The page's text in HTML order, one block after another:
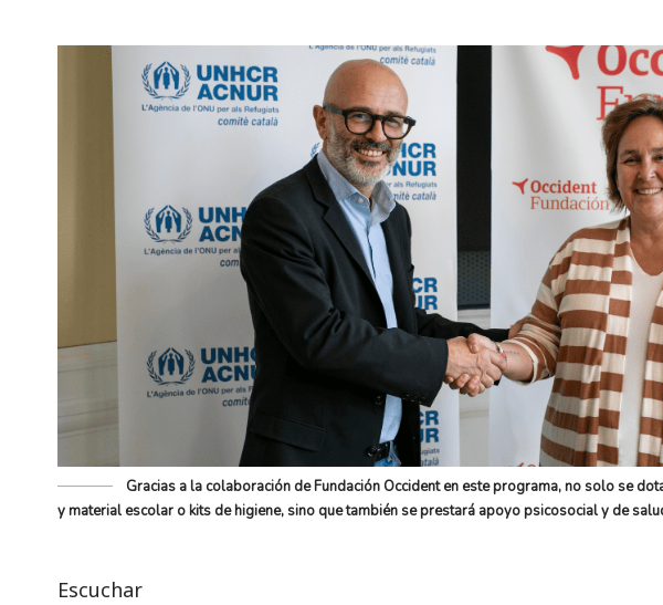
Gracias a la colaboración de Fundación Occident en este programa, no solo se
y material escolar o kits de higiene, sino que también se prestará apoyo psicosocial y de
Escuchar